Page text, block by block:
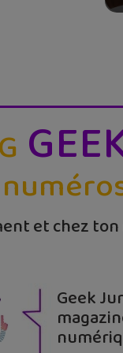
et chez
Geek